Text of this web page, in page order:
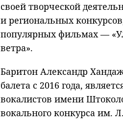
своей творческой
и региональных
популярных фильмах —
ветра».
Баритон Александр
балета с 2016 года,
вокалистов имени
вокального конкурса им.